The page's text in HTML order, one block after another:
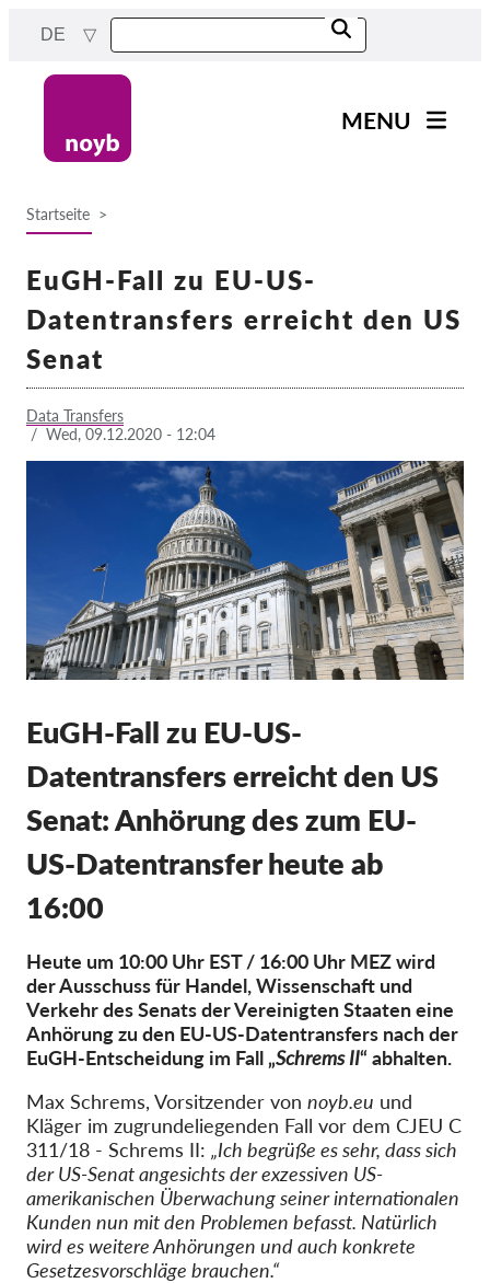
content
DE
MENU
Fälle nach Projekten
Exercise your rights!
Jetzt Unterstützen!
Mitgliedschaft
Spenden
Sponsoring
Spendenabsetzbarkeit
Member Login
Über uns
Jahresberichte
FAQs
OnionShare
Medien
Kontakt
GDPRhub
Startseite
EuGH-Fall zu EU-US-
Datentransfers erreicht den US
Senat
Data Transfers
/ Wed, 09.12.2020 - 12:04
EuGH-Fall zu EU-US-
Datentransfers erreicht den US
Senat: Anhörung des zum EU-
US-Datentransfer heute ab
16:00
Heute um 10:00 Uhr EST / 16:00 Uhr MEZ wird
der Ausschuss für Handel, Wissenschaft und
Verkehr des Senats der Vereinigten Staaten eine
Anhörung zu den EU-US-Datentransfers nach der
EuGH-Entscheidung im Fall „Schrems II“ abhalten.
Max Schrems, Vorsitzender von noyb.eu und
Kläger im zugrundeliegenden Fall vor dem CJEU C
311/18 - Schrems II: „Ich begrüße es sehr, dass sich
der US-Senat angesichts der exzessiven US-
amerikanischen Überwachung seiner internationalen
Kunden nun mit den Problemen befasst. Natürlich
wird es weitere Anhörungen und auch konkrete
Gesetzesvorschläge brauchen.“